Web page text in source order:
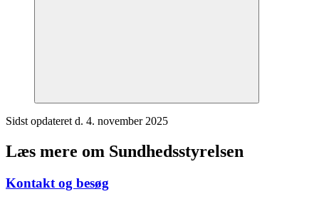
Sidst opdateret d. 4. november 2025
Læs mere om Sundhedsstyrelsen
Kontakt og besøg